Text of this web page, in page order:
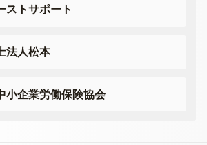
ストサポート
法人松本
小企業労働保険協会